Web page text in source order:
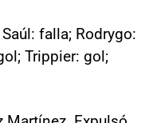
falla; Rodrygo:
Trippier: gol;